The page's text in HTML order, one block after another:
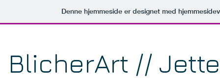
Denne hjemmeside er designet med
BlicherArt //